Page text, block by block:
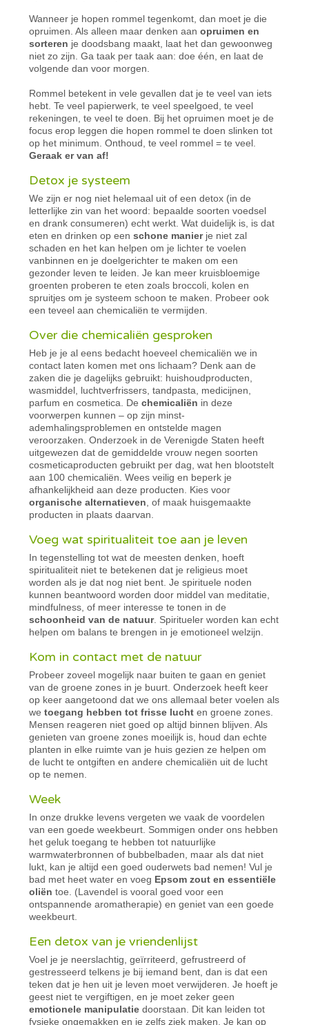
Wanneer je hopen rommel tegenkomt, dan moet je die
opruimen. Als alleen maar denken aanopruimen en
sorteren je doodsbang maakt, laat het dan gewoonweg
niet zo zijn. Ga taak per taak aan: doe één, en laat de
volgende dan voor morgen.
Rommel betekent in vele gevallen dat je te veel van iets
hebt. Te veel papierwerk, te veel speelgoed, te veel
rekeningen, te veel te doen. Bij het opruimen moet je de
focus erop leggen die hopen rommel te doen slinken tot
op het minimum. Onthoud, te veel rommel = te veel.
Geraak er van af!
Detox je systeem
We zijn er nog niet helemaal uit of een detox (in de
letterlijke zin van het woord: bepaalde soorten voedsel
en drank consumeren) echt werkt. Wat duidelijk is, is dat
eten en drinken op eenschone manierje niet zal
schaden en het kan helpen om je lichter te voelen
vanbinnen en je doelgerichter te maken om een
gezonder leven te leiden. Je kan meer kruisbloemige
groenten proberen te eten zoals broccoli, kolen en
spruitjes om je systeem schoon te maken. Probeer ook
een teveel aan chemicaliën te vermijden.
Over die chemicaliën gesproken
Heb je je al eens bedacht hoeveel chemicaliën we in
contact laten komen met ons lichaam? Denk aan de
zaken die je dagelijks gebruikt: huishoudproducten,
wasmiddel, luchtverfrissers, tandpasta, medicijnen,
parfum en cosmetica. Dechemicaliën in deze
voorwerpen kunnen – op zijn minst-
ademhalingsproblemen en ontstelde magen
veroorzaken. Onderzoek in de Verenigde Staten heeft
uitgewezen dat de gemiddelde vrouw negen soorten
cosmeticaproducten gebruikt per dag, wat hen blootstelt
aan 100 chemicaliën. Wees veilig en beperk je
afhankelijkheid aan deze producten. Kies voor
organische alternatieven , of maak huisgemaakte
producten in plaats daarvan.
Voeg wat spiritualiteit toe aan je leven
In tegenstelling tot wat de meesten denken, hoeft
spiritualiteit niet te betekenen dat je religieus moet
worden als je dat nog niet bent. Je spirituele noden
kunnen beantwoord worden door middel van meditatie,
mindfulness, of meer interesse te tonen in de
schoonheid van de natuur. Spiritueler worden kan echt
helpen om balans te brengen in je emotioneel welzijn.
Kom in contact met de natuur
Probeer zoveel mogelijk naar buiten te gaan en geniet
van de groene zones in je buurt. Onderzoek heeft keer
op keer aangetoond dat we ons allemaal beter voelen als
wetoegang hebben tot frisse lucht en groene zones.
Mensen reageren niet goed op altijd binnen blijven. Als
genieten van groene zones moeilijk is, houd dan echte
planten in elke ruimte van je huis gezien ze helpen om
de lucht te ontgiften en andere chemicaliën uit de lucht
op te nemen.
Week
In onze drukke levens vergeten we vaak de voordelen
van een goede weekbeurt. Sommigen onder ons hebben
het geluk toegang te hebben tot natuurlijke
warmwaterbronnen of bubbelbaden, maar als dat niet
lukt, kan je altijd een goed ouderwets bad nemen! Vul je
bad met heet water en voeg Epsom zout en essentiële
oliën toe. (Lavendel is vooral goed voor een
ontspannende aromatherapie) en geniet van een goede
weekbeurt.
Een detox van je vriendenlijst
Voel je je neerslachtig, geïrriteerd, gefrustreerd of
gestresseerd telkens je bij iemand bent, dan is dat een
teken dat je hen uit je leven moet verwijderen. Je hoeft je
geest niet te vergiftigen, en je moet zeker geen
emotionele manipulatie doorstaan. Dit kan leiden tot
fysieke ongemakken en je zelfs ziek maken. Je kan op